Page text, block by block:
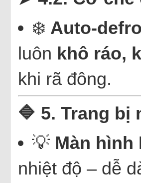
❄️ Auto-
luôn khô ráo,
khi rã đông.
🔷 5. Trang bị
💡 Màn hình
nhiệt độ – dễ